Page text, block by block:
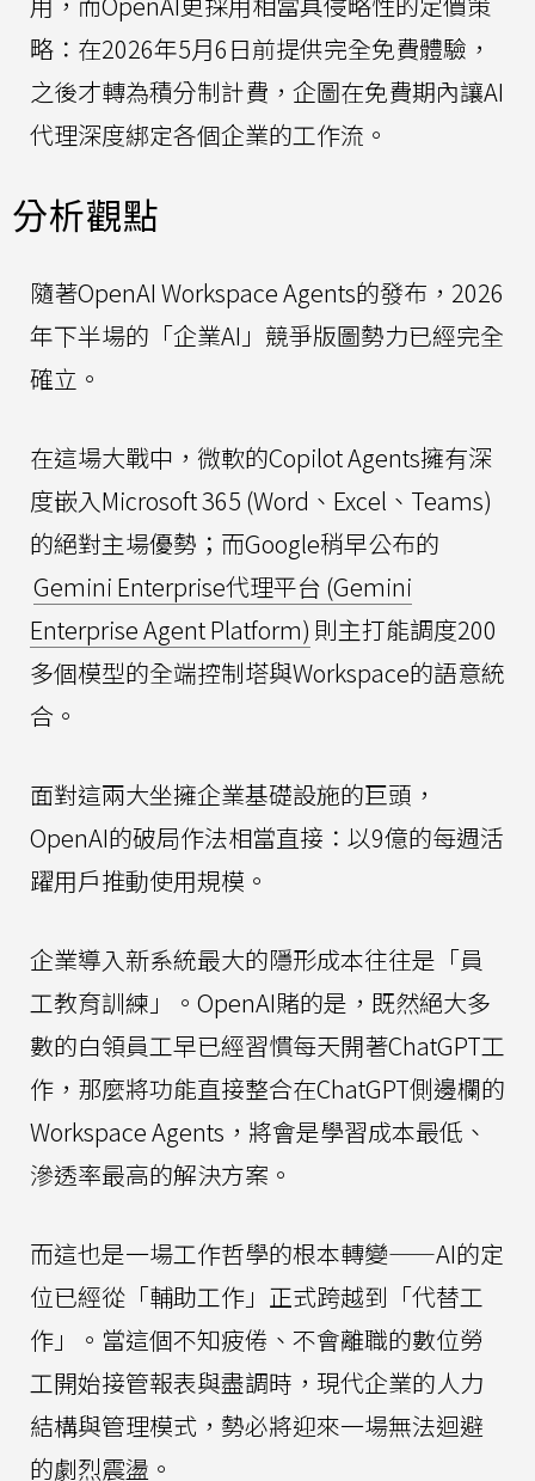
略：在2026年5月6日前提供完全免費體驗，
之後才轉為積分制計費，企圖在免費期內讓AI
代理深度綁定各個企業的工作流。
分析觀點
隨著OpenAI Workspace Agents的發布，2026
年下半場的「企業AI」競爭版圖勢力已經完全
確立。
在這場大戰中，微軟的Copilot Agents擁有深
度嵌入Microsoft 365 (Word、Excel、Teams)
的絕對主場優勢；而Google稍早公布的
Gemini Enterprise代理平台 (Gemini
Enterprise Agent Platform) 則主打能調度200
多個模型的全端控制塔與Workspace的語意統
合。
面對這兩大坐擁企業基礎設施的巨頭，
OpenAI的破局作法相當直接：以9億的每週活
躍用戶推動使用規模。
企業導入新系統最大的隱形成本往往是「員
工教育訓練」。OpenAI賭的是，既然絕大多
數的白領員工早已經習慣每天開著ChatGPT工
作，那麼將功能直接整合在ChatGPT側邊欄的
Workspace Agents，將會是學習成本最低、
滲透率最高的解決方案。
而這也是一場工作哲學的根本轉變——AI的定
位已經從「輔助工作」正式跨越到「代替工
作」。當這個不知疲倦、不會離職的數位勞
工開始接管報表與盡調時，現代企業的人力
結構與管理模式，勢必將迎來一場無法迴避
的劇烈震盪。